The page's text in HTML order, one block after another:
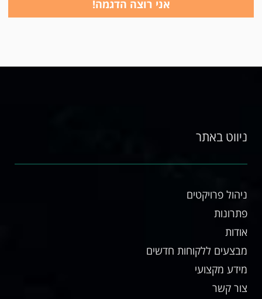
ניווט באתר
ניהול פרויקטים
פתרונות
אודות
מבצעים ללקוחות חדשים
מידע מקצועי
צור קשר